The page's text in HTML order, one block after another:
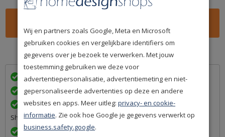
U kunt ook bellen en bestellen:085 888 3671
Wij bezorgen in
met
Achteraf betalen na levering is mogelijk
Een betrouwbare levering door ons lidmaatschap van Q-
Shops
Exact volgens afspraak en met Track & Trace informatie
Wij en partners zoals Google, Meta en Microsoft
gebruiken cookies en vergelijkbare identifiers om
gegevens over je bezoek te verwerken. Met jouw
toestemming gebruiken we deze voor
advertentiepersonalisatie, advertentiemeting en niet-
gepersonaliseerde advertenties op deze en andere
websites en apps. Meer uitleg:privacy- en cookie-
informatie. Zie ook hoe Google je gegevens verwerkt op
business.safety.google.